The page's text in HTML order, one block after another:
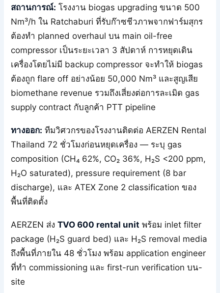
สถานการณ์: โรงงาน biogas upgrading ขนาด 500
Nm³/h ใน Ratchaburi ที่รับก๊าซชีวภาพจากฟาร์มสุกร
ต้องทำ planned overhaul บน main oil-free
compressor เป็นระยะเวลา 3 สัปดาห์ การหยุดเดิน
เครื่องโดยไม่มี backup compressor จะทำให้ biogas
ต้องถูก flare off อย่างน้อย 50,000 Nm³ และสูญเสีย
biomethane revenue รวมถึงเสี่ยงต่อการละเมิด gas
supply contract กับลูกค้า PTT pipeline
ทางออก: ทีมวิศวกรของโรงงานติดต่อ AERZEN Rental
Thailand 72 ชั่วโมงก่อนหยุดเครื่อง — ระบุ gas
composition (CH₄ 62%, CO₂ 36%, H₂S <200 ppm,
H₂O saturated), pressure requirement (8 bar
discharge), และ ATEX Zone 2 classification ของ
พื้นที่ติดตั้ง
AERZEN ส่งTVO 600 rental unit พร้อม inlet filter
package (H₂S guard bed) และ H₂S removal media
ถึงพื้นที่ภายใน 48 ชั่วโมง พร้อม application engineer
ที่ทำ commissioning และ first-run verification บน-
site